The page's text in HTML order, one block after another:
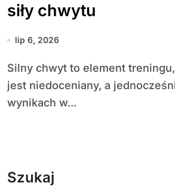
siły chwytu
lip 6, 2026
Silny chwyt to element treningu, który często
jest niedoceniany, a
wynikach w...
Szukaj